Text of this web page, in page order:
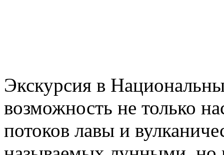
Экскурсия в
возможность не только
потоков лавы и